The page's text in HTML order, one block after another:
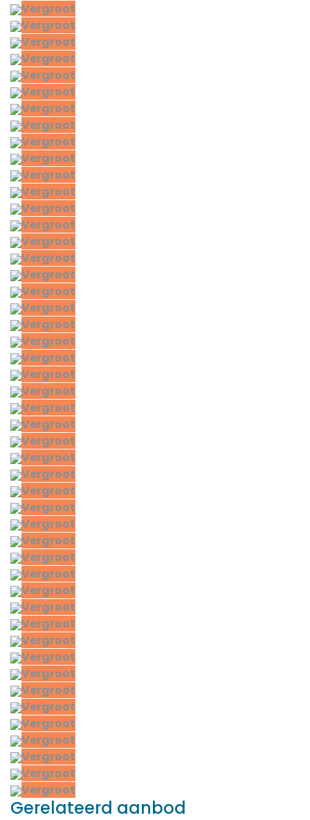
Vergroot
Vergroot
Vergroot
Vergroot
Vergroot
Vergroot
Vergroot
Vergroot
Vergroot
Vergroot
Vergroot
Vergroot
Vergroot
Vergroot
Vergroot
Vergroot
Vergroot
Vergroot
Vergroot
Vergroot
Vergroot
Vergroot
Vergroot
Vergroot
Vergroot
Vergroot
Vergroot
Vergroot
Vergroot
Vergroot
Vergroot
Vergroot
Vergroot
Vergroot
Vergroot
Vergroot
Vergroot
Vergroot
Vergroot
Vergroot
Vergroot
Vergroot
Vergroot
Vergroot
Vergroot
Vergroot
Vergroot
Vergroot
Gerelateerd aanbod